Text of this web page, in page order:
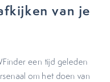
van je
een tijd geleden
om het doen van